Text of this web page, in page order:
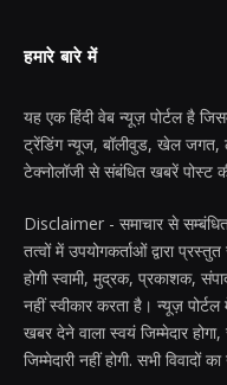
हमारे बारे में
यह एक हिंदी वेब न्यूज़ पोर्टल है
ट्रेंडिंग न्यूज, बॉलीवुड, खेल जगत,
टेक्नोलॉजी से संबंधित खबरें पोस्ट
Disclaimer - समाचार से
तत्वों में उपयोगकर्ताओं द्वारा
होगी स्वामी, मुद्रक, प्रकाशक,
नहीं स्वीकार करता है। न्यूज़
खबर देने वाला स्वयं जिम्मेदार
जिम्मेदारी नहीं होगी. सभी विवादों